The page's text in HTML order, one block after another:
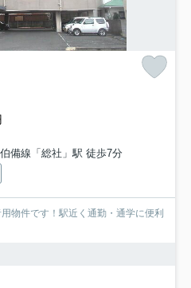
伯備線「総社」駅 徒歩7分
物件です！駅近く通勤・通学に便利